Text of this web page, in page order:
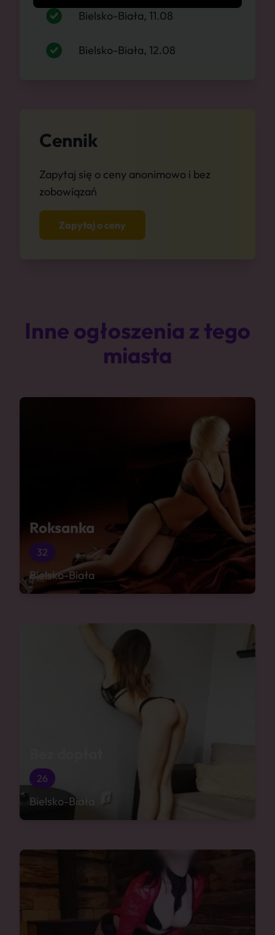
Bielsko-Biała, 11.08
Bielsko-Biała, 12.08
Cennik
Zapytaj się o ceny anonimowo i bez
zobowiązań
Zapytaj o ceny
Inne ogłoszenia z tego
miasta
Roksanka
32
Bielsko-Biała
26
Bielsko-Biała